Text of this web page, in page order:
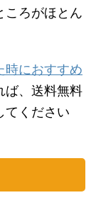
ころがほとん
時におすすめ
ば、送料無料
てください